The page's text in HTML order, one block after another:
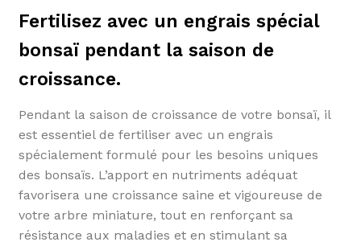
Fertilisez avec un engrais spécial
bonsaï pendant la saison de
croissance.
Pendant la saison de croissance de votre bonsaï, il
est essentiel de fertiliser avec un engrais
spécialement formulé pour les besoins uniques
des bonsaïs. L’apport en nutriments adéquat
favorisera une croissance saine et vigoureuse de
votre arbre miniature, tout en renforçant sa
résistance aux maladies et en stimulant sa